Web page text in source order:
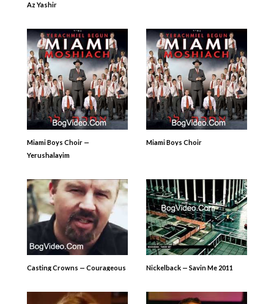
Az Yashir
Miami Boys Choir —
Yerushalayim
Miami Boys Choir
Casting Crowns — Courageous Nickelback — Savin Me 2011